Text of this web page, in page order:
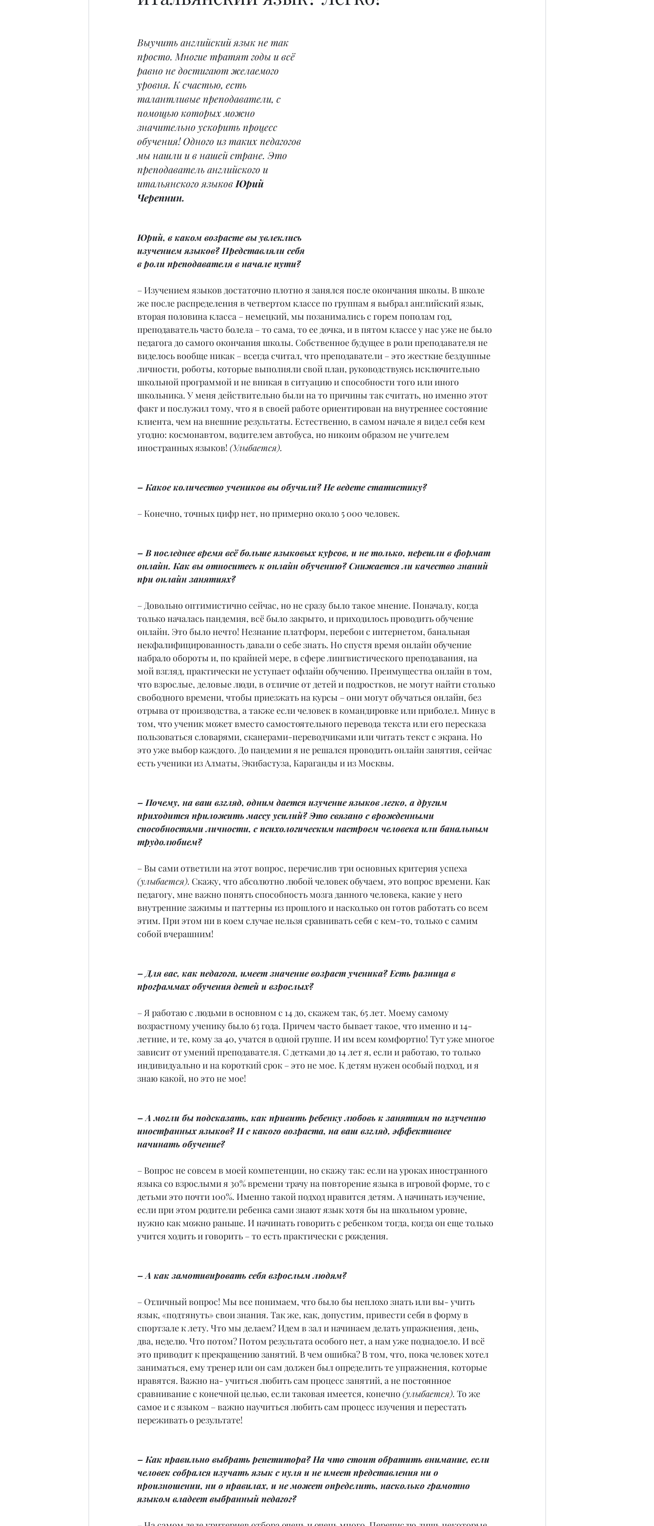
Выучить английский язык не так
просто. Многие тратят годы и всё
равно не достигают желаемого
уровня. К счастью, есть
талантливые преподаватели, с
помощью которых можно
значительно ускорить процесс
обучения! Одного из таких педагогов
мы нашли и в нашей стране. Это
преподаватель английского и
итальянского языков Юрий
Черепнин.
Юрий, в каком возрасте вы увлеклись
изучением языков? Представляли себя
в роли преподавателя в начале пути?
– Изучением языков достаточно плотно я занялся после окончания школы. В школе
же после распределения в четвертом классе по группам я выбрал английский язык,
вторая половина класса – немецкий, мы позанимались с горем пополам год,
преподаватель часто болела – то сама, то ее дочка, и в пятом классе у нас уже не было
педагога до самого окончания школы. Собственное будущее в роли преподавателя не
виделось вообще никак – всегда считал, что преподаватели – это жесткие бездушные
личности, роботы, которые выполняли свой план, руководствуясь исключительно
школьной программой и не вникая в ситуацию и способности того или иного
школьника. У меня действительно были на то причины так считать, но именно этот
факт и послужил тому, что я в своей работе ориентирован на внутреннее состояние
клиента, чем на внешние результаты. Естественно, в самом начале я видел себя кем
угодно: космонавтом, водителем автобуса, но никоим образом не учителем
иностранных языков! (Улыбается).
– Какое количество учеников вы обучили? Не ведете статистику?
– Конечно, точных цифр нет, но примерно около 5 000 человек.
– В последнее время всё больше языковых курсов, и не только, перешли в формат
онлайн. Как вы относитесь к онлайн обучению? Снижается ли качество знаний
при онлайн занятиях?
– Довольно оптимистично сейчас, но не сразу было такое мнение. Поначалу, когда
только началась пандемия, всё было закрыто, и приходилось проводить обучение
онлайн. Это было нечто! Незнание платформ, перебои с интернетом, банальная
некфалифицированность давали о себе знать. Но спустя время онлайн обучение
набрало обороты и, по крайней мере, в сфере лингвистического преподавания, на
мой взгляд, практически не уступает офлайн обучению. Преимущества онлайн в том,
что взрослые, деловые люди, в отличие от детей и подростков, не могут найти столько
свободного времени, чтобы приезжать на курсы – они могут обучаться онлайн, без
отрыва от производства, а также если человек в командировке или приболел. Минус в
том, что ученик может вместо самостоятельного перевода текста или его пересказа
пользоваться словарями, сканерами-переводчиками или читать текст с экрана. Но
это уже выбор каждого. До пандемии я не решался проводить онлайн занятия, сейчас
есть ученики из Алматы, Экибастуза, Караганды и из Москвы.
– Почему, на ваш взгляд, одним дается изучение языков легко, а другим
приходится приложить массу усилий? Это связано с врожденными
способностями личности, с психологическим настроем человека или банальным
трудолюбием?
– Вы сами ответили на этот вопрос, перечислив три основных критерия успеха
(улыбается). Скажу, что абсолютно любой человек обучаем, это вопрос времени. Как
педагогу, мне важно понять способность мозга данного человека, какие у него
внутренние зажимы и паттерны из прошлого и насколько он готов работать со всем
этим. При этом ни в коем случае нельзя сравнивать себя с кем-то, только с самим
собой вчерашним!
– Для вас, как педагога, имеет значение возраст ученика? Есть разница в
программах обучения детей и взрослых?
– Я работаю с людьми в основном с 14 до, скажем так, 65 лет. Моему самому
возрастному ученику было 63 года. Причем часто бывает такое, что именно и 14-
летние, и те, кому за 40, учатся в одной группе. И им всем комфортно! Тут уже многое
зависит от умений преподавателя. С детками до 14 лет я, если и работаю, то только
индивидуально и на короткий срок – это не мое. К детям нужен особый подход, и я
знаю какой, но это не мое!
– А могли бы подсказать, как привить ребенку любовь к занятиям по изучению
иностранных языков? И с какого возраста, на ваш взгляд, эффективнее
начинать обучение?
– Вопрос не совсем в моей компетенции, но скажу так: если на уроках иностранного
языка со взрослыми я 30% времени трачу на повторение языка в игровой форме, то с
детьми это почти 100%. Именно такой подход нравится детям. А начинать изучение,
если при этом родители ребенка сами знают язык хотя бы на школьном уровне,
нужно как можно раньше. И начинать говорить с ребенком тогда, когда он еще только
учится ходить и говорить – то есть практически с рождения.
– А как замотивировать себя взрослым людям?
– Отличный вопрос! Мы все понимаем, что было бы неплохо знать или вы- учить
язык, «подтянуть» свои знания. Так же, как, допустим, привести себя в форму в
спортзале к лету. Что мы делаем? Идем в зал и начинаем делать упражнения, день,
два, неделю. Что потом? Потом результата особого нет, а нам уже поднадоело. И всё
это приводит к прекращению занятий. В чем ошибка? В том, что, пока человек хотел
заниматься, ему тренер или он сам должен был определить те упражнения, которые
нравятся. Важно на- учиться любить сам процесс занятий, а не постоянное
сравнивание с конечной целью, если таковая имеется, конечно (улыбается). То же
самое и с языком – важно научиться любить сам процесс изучения и перестать
переживать о результате!
– Как правильно выбрать репетитора? На что стоит обратить внимание, если
человек собрался изучать язык с нуля и не имеет представления ни о
произношении, ни о правилах, и не может определить, насколько грамотно
языком владеет выбранный педагог?